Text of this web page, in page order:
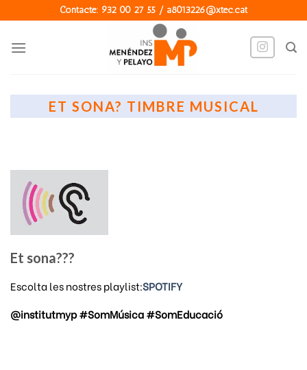
to
content
Contacte: 932 00 27 55 / a8013226@xtec.cat
ET SONA? TIMBRE MUSICAL
Et sona???
Escolta les nostres playlist:SPOTIFY
@institutmyp #SomMúsica #SomEducació